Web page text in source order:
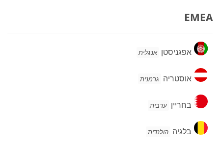
EMEA
אפגניסטן
אפגניסטן אנגלית
אוסטריה גרמנית
בחריין
בחריין ערבית
בלגיה
בלגיה הולנדית